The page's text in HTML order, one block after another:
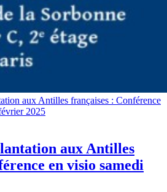
aux Antilles françaises : Conférence
2025
aux Antilles
en visio samedi